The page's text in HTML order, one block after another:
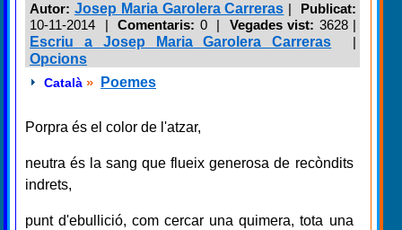
Autor: Josep Maria Garolera Carreras | Publicat:
10-11-2014 |Comentaris: 0 |Vegades vist: 3628 |
Escriu a Josep Maria Garolera Carreras |
Opcions
Català » Poemes
Porpra és el color de l'atzar,
neutra és la sang que flueix generosa de recòndits
indrets,
punt d'ebullició, com cercar una quimera, tota una